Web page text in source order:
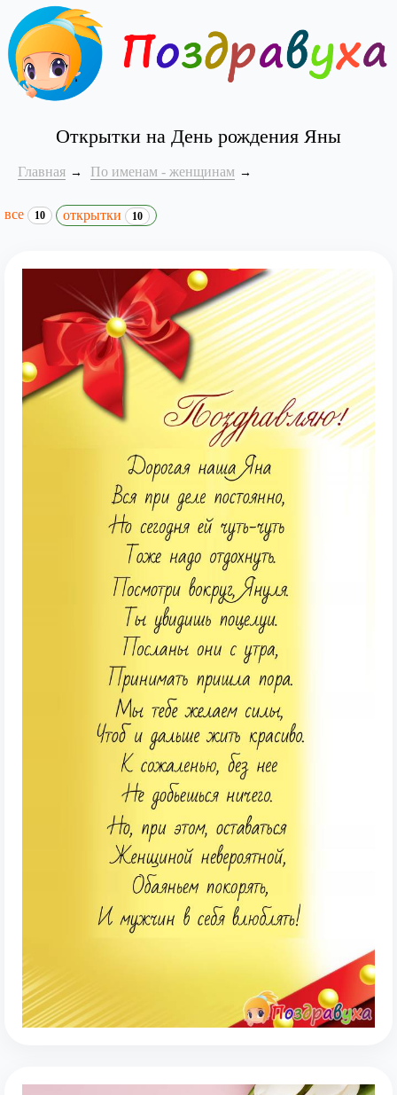
Открытки на День рождения Яны
Главная По именам - женщинам
все 10 открытки 10